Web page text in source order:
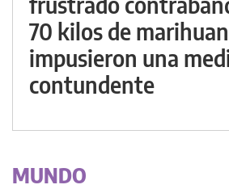
70 kilos de
impusieron una
contundente
MUNDO